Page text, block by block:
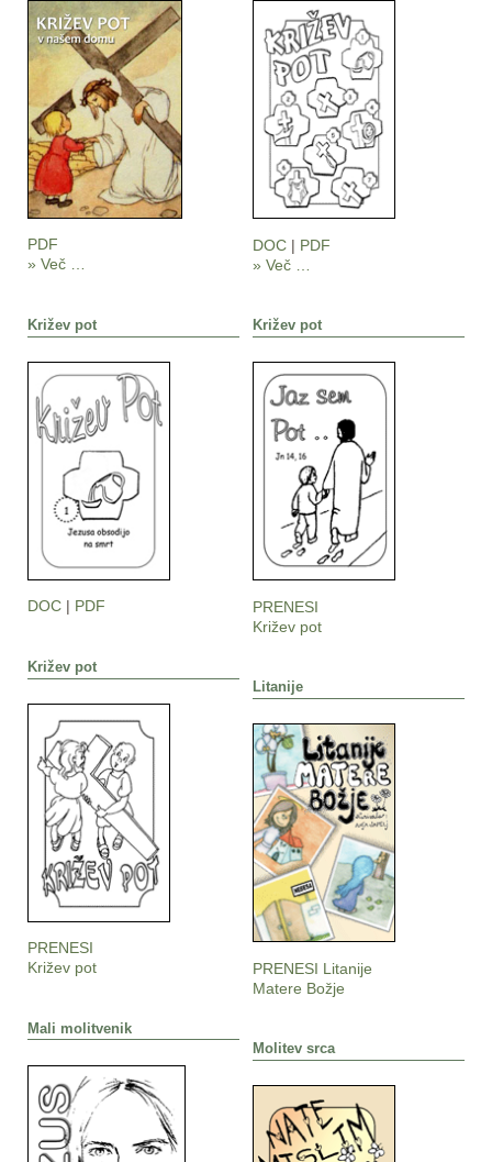
PDF
» Več …
DOC | PDF
» Več …
Križev pot
DOC| PDF
Križev pot
PRENESI
Križev pot
Križev pot
PRENESI
Križev pot
Litanije
PRENESI Litanije
Matere Božje
Mali molitvenik
Molitev srca